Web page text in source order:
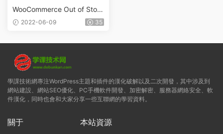
WooCommerce Out of Stoc
k! Manager v4.7
2022-06-09 35
學課技術網專注WordPress主題和插件的漢化破解以及二次開發，其中涉及到
網站建設、網站SEO優化、PC手機軟件開發、加密解密、服務器網絡安全、軟
件漢化，同時也會和大家分享一些互聯網的學習資料。
關于 本站資源